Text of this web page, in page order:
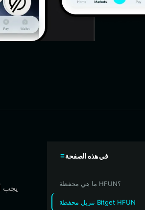
في هذه الصفحة
ما هي محفظة HFUN؟
تنزيل محفظة Bitget HFUN